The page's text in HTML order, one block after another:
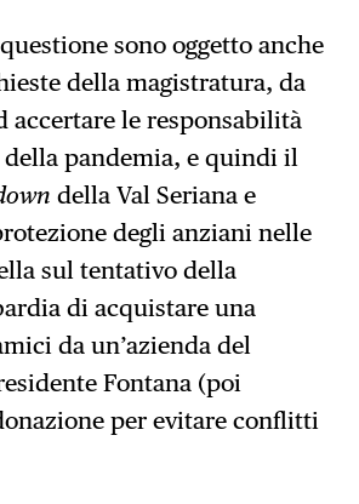
sono oggetto anche
della magistratura, da
accertare le responsabilità
della pandemia, e quindi il
della Val Seriana e
degli anziani nelle
sul tentativo della
di acquistare una
da un’azienda del
Fontana (poi
per evitare conflitti